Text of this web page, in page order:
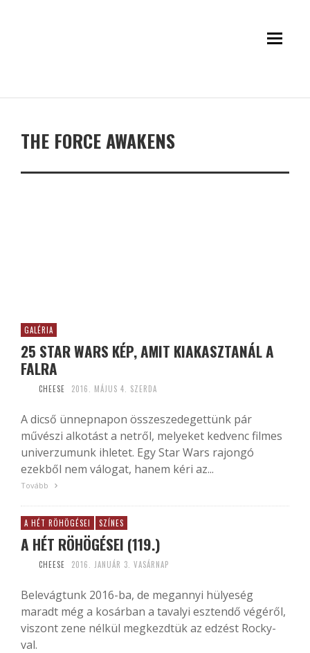
THE FORCE AWAKENS
GALÉRIA
25 STAR WARS KÉP, AMIT KIAKASZTANÁL A
FALRA
CHEESE 2016. MÁJUS 4. SZERDA
A dicső ünnepnapon összeszedegettünk pár
művészi alkotást a netről, melyeket kedvenc filmes
univerzumunk ihletet. Egy Star Wars rajongó
ezekből nem válogat, hanem kéri az...
Tovább
A HÉT RÖHÖGÉSEI SZÍNES
A HÉT RÖHÖGÉSEI (119.)
CHEESE 2016. JANUÁR 3. VASÁRNAP
Belevágtunk 2016-ba, de megannyi hülyeség
maradt még a kosárban a tavalyi esztendő végéről,
viszont zene nélkül megkezdtük az edzést Rocky-
val.